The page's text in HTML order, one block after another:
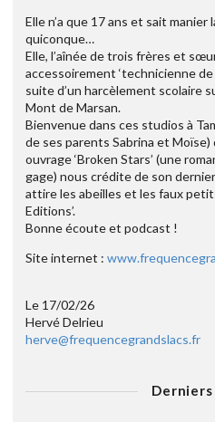
Elle n’a que 17 ans et sait manier
quiconque…
Elle, l’aînée de trois frères et
accessoirement ‘technicienne de
suite d’un harcèlement scolaire
Mont de Marsan.
Bienvenue dans ces studios à
de ses parents Sabrina et
ouvrage ‘Broken Stars’ (une
gage) nous crédite de son
attire les abeilles et les faux
Editions’.
Bonne écoute et podcast !
Site internet :
Le 17/02/26
Hervé Delrieu
herve@frequencegrandslacs.fr